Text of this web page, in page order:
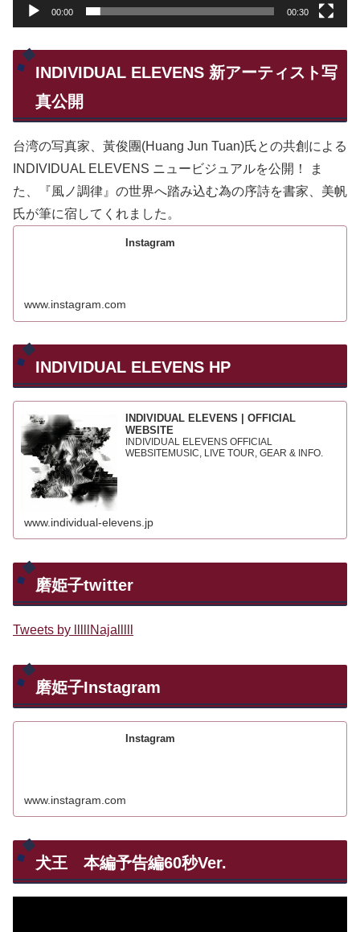
00:00 00:30
INDIVIDUAL ELEVENS 新アーティスト写
真公開
台湾の写真家、黃俊團(Huang Jun Tuan)氏との共創による
INDIVIDUAL ELEVENS ニュービジュアルを公開！ ま
た、『風ノ調律』の世界へ踏み込む為の序詩を書家、美帆
氏が筆に宿してくれました。
Instagram
www.instagram.com
INDIVIDUAL ELEVENS HP
INDIVIDUAL ELEVENS | OFFICIAL
WEBSITE
INDIVIDUAL ELEVENS OFFICIAL
WEBSITEMUSIC, LIVE TOUR, GEAR & INFO.
www.individual-elevens.jp
磨姫子twitter
Tweets by lllllNajalllll
磨姫子Instagram
Instagram
www.instagram.com
犬王 本編予告編60秒Ver.